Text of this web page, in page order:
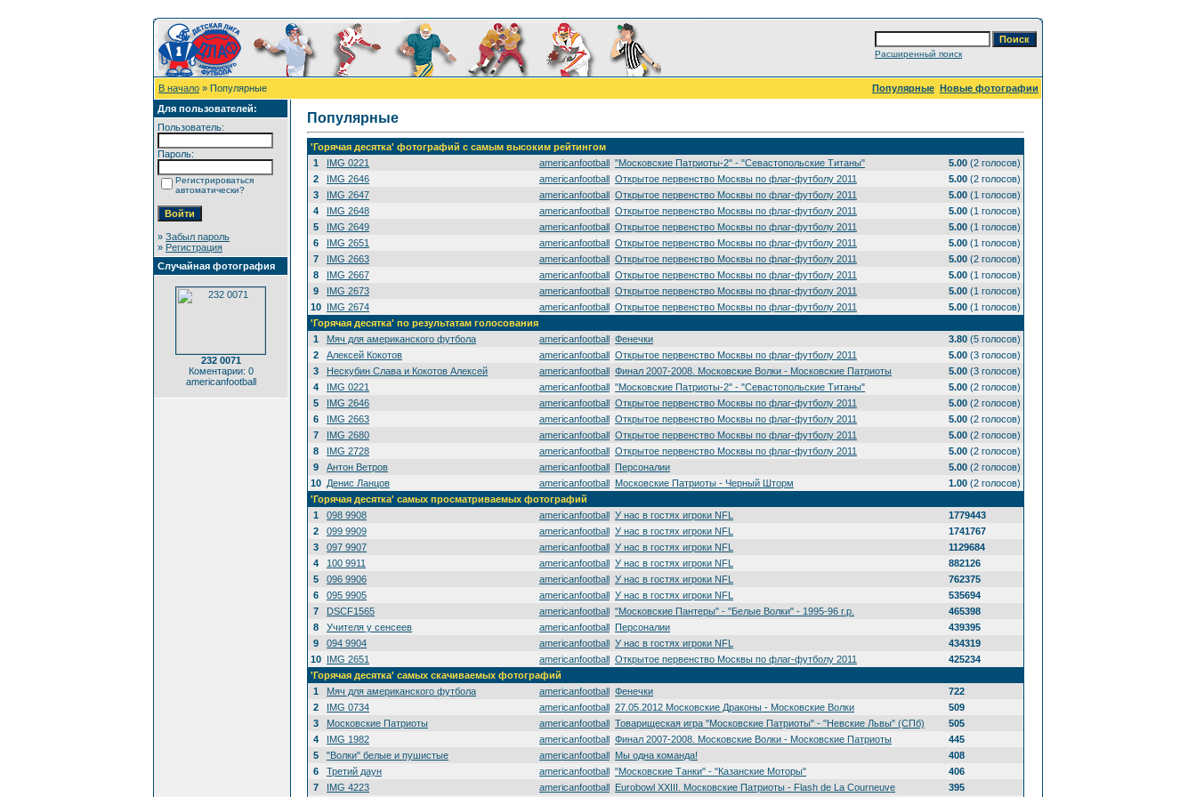
Расширенный поиск
В начало » Популярные Популярные Новые фотографии
Для пользователей:
Пользователь:
Пароль:
Регистрироваться
автоматически?
» Забыл пароль
» Регистрация
Случайная фотография
232 0071
Коментарии: 0
americanfootball
Популярные
'Горячая десятка' фотографий с самым высоким рейтингом
1
IMG 0221 americanfootball "Московские Патриоты-2" - "Севастопольские Титаны" 5.00 (2 голосов)
2
IMG 2646 americanfootball Открытое первенство Москвы по флаг-футболу 2011 5.00 (2 голосов)
3
IMG 2647 americanfootball Открытое первенство Москвы по флаг-футболу 2011 5.00 (1 голосов)
4
IMG 2648 americanfootball Открытое первенство Москвы по флаг-футболу 2011 5.00 (1 голосов)
5
IMG 2649 americanfootball Открытое первенство Москвы по флаг-футболу 2011 5.00 (1 голосов)
6
IMG 2651 americanfootball Открытое первенство Москвы по флаг-футболу 2011 5.00 (1 голосов)
7
IMG 2663 americanfootball Открытое первенство Москвы по флаг-футболу 2011 5.00 (2 голосов)
8
IMG 2667 americanfootball Открытое первенство Москвы по флаг-футболу 2011 5.00 (1 голосов)
9
IMG 2673 americanfootball Открытое первенство Москвы по флаг-футболу 2011 5.00 (1 голосов)
10 IMG 2674 americanfootball Открытое первенство Москвы по флаг-футболу 2011 5.00 (1 голосов)
'Горячая десятка' по результатам голосования
1
Мяч для американского футбола americanfootball Фенечки 3.80 (5 голосов)
2
Алексей Кокотов americanfootball Открытое первенство Москвы по флаг-футболу 2011 5.00 (3 голосов)
3
Нескубин Слава и Кокотов Алексей americanfootball Финал 2007-2008. Московские Волки - Московские Патриоты 5.00 (3 голосов)
4
IMG 0221 americanfootball "Московские Патриоты-2" - "Севастопольские Титаны" 5.00 (2 голосов)
5
IMG 2646 americanfootball Открытое первенство Москвы по флаг-футболу 2011 5.00 (2 голосов)
6
IMG 2663 americanfootball Открытое первенство Москвы по флаг-футболу 2011 5.00 (2 голосов)
7
IMG 2680 americanfootball Открытое первенство Москвы по флаг-футболу 2011 5.00 (2 голосов)
8
IMG 2728 americanfootball Открытое первенство Москвы по флаг-футболу 2011 5.00 (2 голосов)
9
Антон Ветров americanfootball Персоналии 5.00 (2 голосов)
10 Денис Ланцов americanfootball Московские Патриоты - Черный Шторм 1.00 (2 голосов)
'Горячая десятка' самых просматриваемых фотографий
1
098 9908 americanfootball У нас в гостях игроки NFL
1779443
2
099 9909 americanfootball У нас в гостях игроки NFL
1741767
3
097 9907 americanfootball У нас в гостях игроки NFL
1129684
4
100 9911 americanfootball У нас в гостях игроки NFL
882126
5
096 9906 americanfootball У нас в гостях игроки NFL
762375
6
095 9905 americanfootball У нас в гостях игроки NFL
535694
7
DSCF1565 americanfootball "Московские Пантеры" - "Белые Волки" - 1995-96 г.р.
465398
8
Учителя у сенсеев americanfootball Персоналии
439395
9
094 9904 americanfootball У нас в гостях игроки NFL
434319
10 IMG 2651 americanfootball Открытое первенство Москвы по флаг-футболу 2011
425234
'Горячая десятка' самых скачиваемых фотографий
1
Мяч для американского футбола americanfootball Фенечки
722
2
IMG 0734 americanfootball 27.05.2012 Московские Драконы - Московские Волки
509
3
Московские Патриоты americanfootball Товарищеская игра "Московские Патриоты" - "Невские Львы" (СПб)
505
4
IMG 1982 americanfootball Финал 2007-2008. Московские Волки - Московские Патриоты
445
5
"Волки" белые и пушистые americanfootball Мы одна команда!
408
6
Третий даун americanfootball "Московские Танки" - "Казанские Моторы"
406
7
IMG 4223 americanfootball Eurobowl XXIII. Московские Патриоты - Flash de La Courneuve 395